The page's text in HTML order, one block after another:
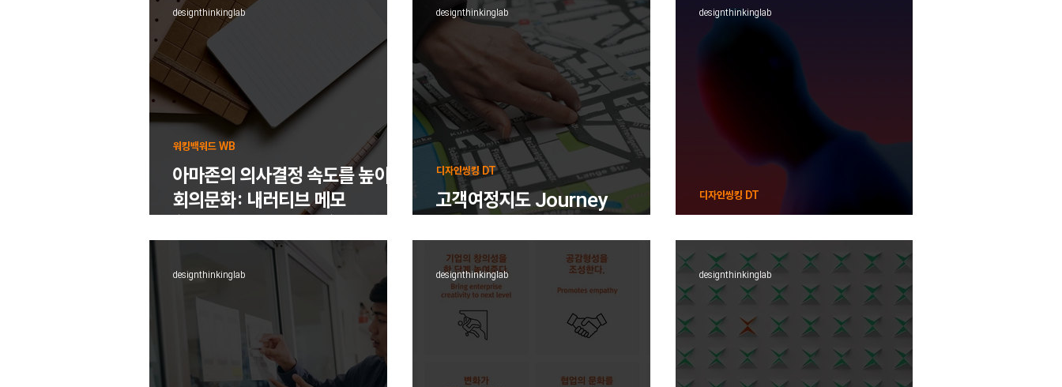
아마존의 의사결정 속도를 높이는
회의문화: 내러티브 메모
워킹백워드 WB
designthinkinglab
고객여정지도 Journey
디자인씽킹 DT
designthinkinglab
디자인씽킹 DT
designthinkinglab
designthinkinglab designthinkinglab designthinkinglab